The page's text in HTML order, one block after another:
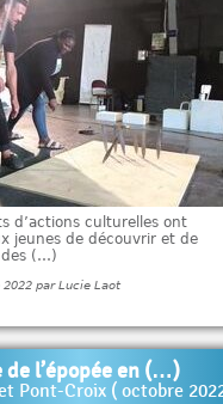
d’actions culturelles ont
jeunes de découvrir et de
(…)
2022 par Lucie Laot
de l’épopée en (…)
Pont-Croix ( octobre